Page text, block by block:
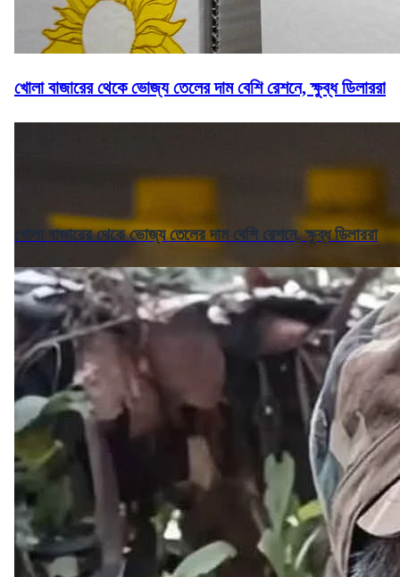
খোলা বাজারের থেকে ভোজ্য তেলের দাম বেশি রেশনে, ক্ষুব্ধ ডিলাররা
খোলা বাজারের থেকে ভোজ্য তেলের দাম বেশি রেশনে, ক্ষুব্ধ ডিলাররা